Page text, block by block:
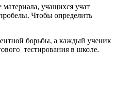
учащихся учат
Чтобы определить
борьбы, а каждый ученик
тестирования в школе.